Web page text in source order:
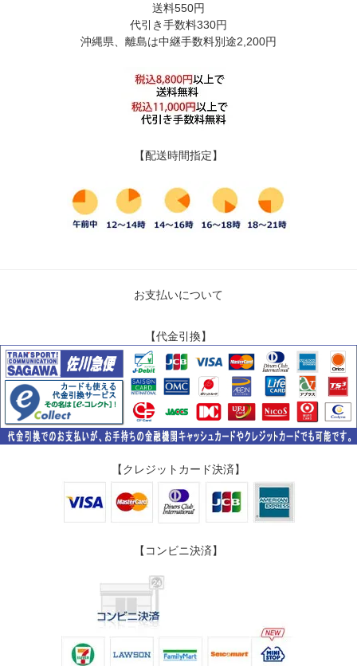
送料550円
代引き手数料330円
沖縄県、離島は中継手数料別途2,200円
【配送時間指定】
お支払いについて
【代金引換】
【クレジットカード決済】
【コンビニ決済】